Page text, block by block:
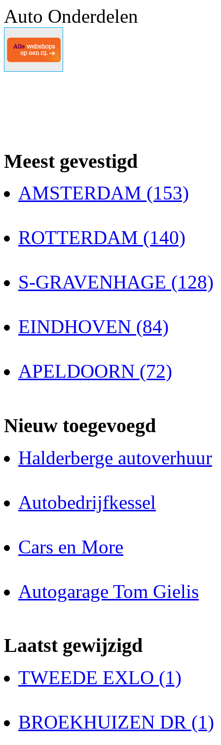
Auto Onderdelen
Meest gevestigd
AMSTERDAM (153)
ROTTERDAM (140)
S-GRAVENHAGE (128)
EINDHOVEN (84)
APELDOORN (72)
Nieuw toegevoegd
Halderberge autoverhuur
Autobedrijfkessel
Cars en More
Autogarage Tom Gielis
Laatst gewijzigd
TWEEDE EXLO (1)
BROEKHUIZEN DR (1)